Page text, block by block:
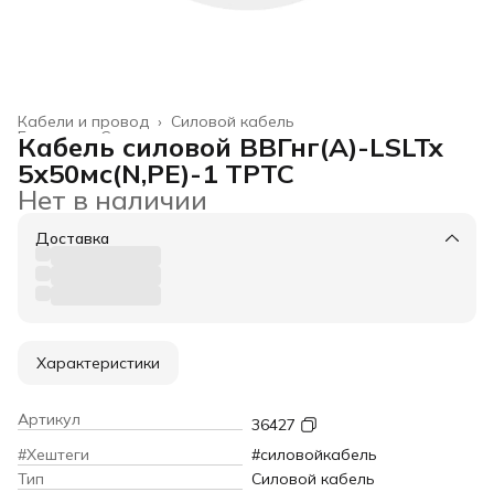
Силовой кабель
Кабели и провод ›
Строительство и ремонт
Главная
Кабель силовой ВВГнг(А)-LSLTx
5х50мс(N,PE)-1 ТРТС
Нет в наличии
Доставка
Характеристики
Артикул
36427
#Хештеги
#силовойкабель
Тип
Силовой кабель